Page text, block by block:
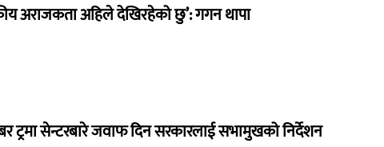
अराजकता अहिले देखिरहेको छु’: गगन थापा
ट्रमा सेन्टरबारे जवाफ दिन सरकारलाई सभामुखको निर्देशन